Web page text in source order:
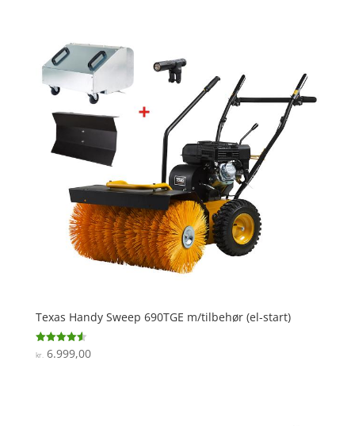
Texas Handy Sweep 690TGE m/tilbehør (el-start)
Vurderet
4.6
kr.6.999,00